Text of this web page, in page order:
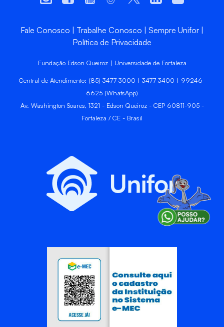
Fale Conosco Trabalhe Conosco
Sempre Unifor
Política de Privacidade
Fundação Edson Queiroz | Universidade de Fortaleza
Central de Atendimento: (85) 3477-3000 | 3477-3400 | 99246-
6625 (WhatsApp)
Av. Washington Soares, 1321 - Edson Queiroz - CEP 60811-905 -
Fortaleza / CE - Brasil